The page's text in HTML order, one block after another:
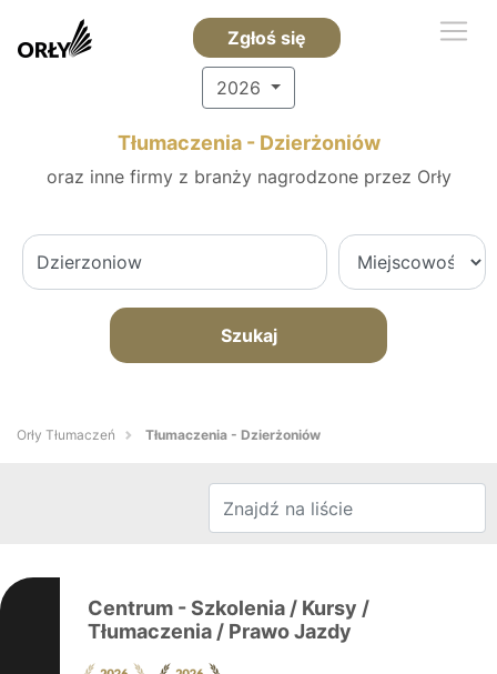
Zgłoś się
2026
Tłumaczenia - Dzierżoniów
oraz inne firmy z branży nagrodzone przez Orły
Szukaj
Orły Tłumaczeń Tłumaczenia - Dzierżoniów
Centrum - Szkolenia / Kursy /
Tłumaczenia / Prawo Jazdy